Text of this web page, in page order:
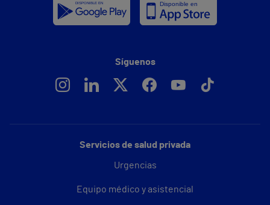
Servicios de salud privada
Urgencias
Equipo médico y asistencial
Síguenos